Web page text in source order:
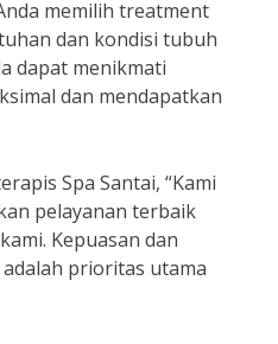
memilih treatment
dan kondisi tubuh
dapat menikmati
dan mendapatkan
Spa Santai, “Kami
pelayanan terbaik
Kepuasan dan
prioritas utama